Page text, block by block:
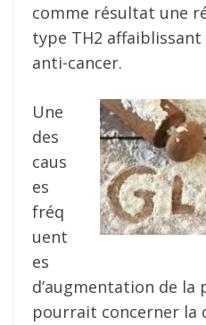
comme résultat une
type TH2
anti-cancer.
Une
des
caus
es
fréq
uent
es
d’augmentation de la
pourrait concerner la